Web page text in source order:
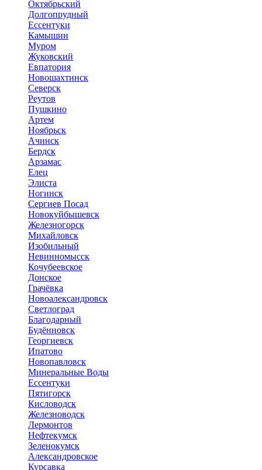
Октябрьский
Долгопрудный
Ессентуки
Камышин
Муром
Жуковский
Евпатория
Новошахтинск
Северск
Реутов
Пушкино
Артем
Ноябрьск
Ачинск
Бердск
Арзамас
Елец
Элиста
Ногинск
Сергиев Посад
Новокуйбышевск
Железногорск
Михайловск
Изобильный
Невинномысск
Кочубеевское
Донское
Грачёвка
Новоалександровск
Светлоград
Благодарный
Будённовск
Георгиевск
Ипатово
Новопавловск
Минеральные Воды
Ессентуки
Пятигорск
Кисловодск
Железноводск
Лермонтов
Нефтекумск
Зеленокумск
Александровское
Курсавка